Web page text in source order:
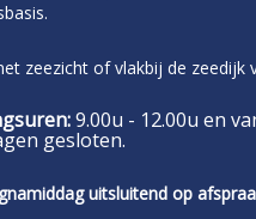
zeezicht of vlakbij de zeedijk
9.00u - 12.00u en
gesloten.
uitsluitend op